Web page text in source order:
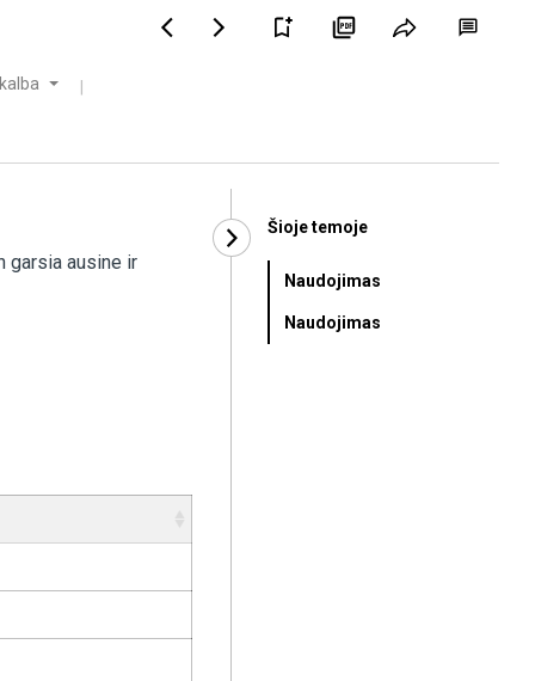
garsia ausine ir
Šioje temoje
Naudojimas
Naudojimas